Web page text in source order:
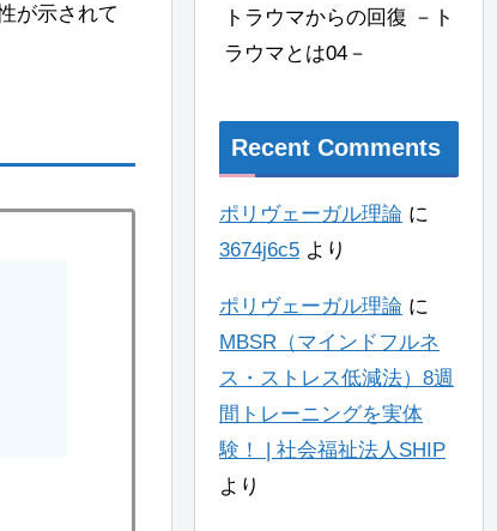
が示されて
トラウマからの回復 －ト
ラウマとは04－
Recent Comments
ポリヴェーガル理論 に
3674j6c5 より
ポリヴェーガル理論 に
MBSR（マインドフルネ
ス・ストレス低減法）8週
間トレーニングを実体
験！ | 社会福祉法人SHIP
より